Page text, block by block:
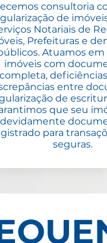
consultoria
de
Notariais de
Prefeituras e
Atuamos em
imóveis com
entre
de
que seu
devidamente
para
seguras.